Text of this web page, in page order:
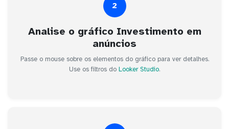
2
Analise o gráfico Investimento em
anúncios
Passe o mouse sobre os elementos do gráfico para ver detalhes.
Use os filtros do Looker Studio.